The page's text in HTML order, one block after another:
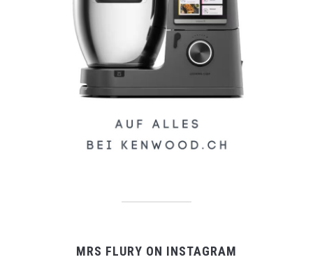
MRS FLURY ON INSTAGRAM